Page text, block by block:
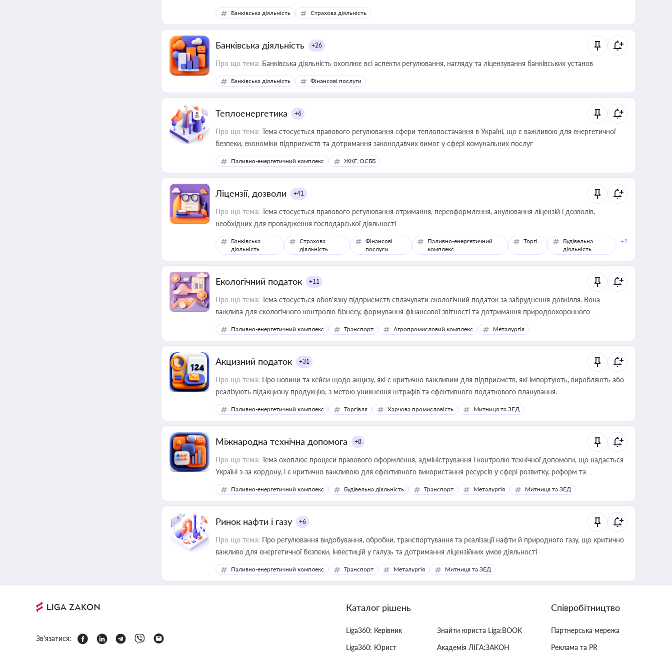
ризиків недійсності та забезпечувати їх належне прийняття органами влади та контрагентами
Банківська діяльність Страхова діяльність
Банківська діяльність +26
Про що тема: Банківська діяльність охоплює всі аспекти регулювання, нагляду та ліцензування банківських установ
Банківська діяльність Фінансові послуги
Теплоенергетика +6
Про що тема: Тема стосується правового регулювання сфери теплопостачання в Україні, що є важливою для енергетичної
безпеки, економіки підприємств та дотримання законодавчих вимог у сфері комунальних послуг
Паливно-енергетичний комплекс ЖКГ, ОСББ
Ліцензії, дозволи +41
Про що тема: Тема стосується правового регулювання отримання, переоформлення, анулювання ліцензій і дозволів,
необхідних для провадження господарської діяльності
Банківська
діяльність
Страхова
діяльність
Фінансові
послуги
Паливно-енергетичний
комплекс
Торгівля
Будівельна
діяльність
+2
Екологічний податок +11
Про що тема: Тема стосується обов’язку підприємств сплачувати екологічний податок за забруднення довкілля. Вона
важлива для екологічного контролю бізнесу, формування фінансової звітності та дотримання природоохоронного
законодавства
Паливно-енергетичний комплекс Транспорт Агропромисловий комплекс Металургія
Акцизний податок +31
Про що тема: Про новини та кейси щодо акцизу, які є критично важливим для підприємств, які імпортують, виробляють або
реалізують підакцизну продукцію, з метою уникнення штрафів та ефективного податкового планування.
Паливно-енергетичний комплекс Торгівля Харчова промисловість Митниця та ЗЕД
Міжнародна технічна допомога +8
Про що тема: Тема охоплює процеси правового оформлення, адміністрування і контролю технічної допомоги, що надається
Україні з-за кордону, і є критично важливою для ефективного використання ресурсів у сфері розвитку, реформ та
інфраструктурних проєктів
Паливно-енергетичний комплекс Будівельна діяльність Транспорт Металургія Митниця та ЗЕД
Ринок нафти і газу +6
Про що тема: Про регулювання видобування, обробки, транспортування та реалізації нафти й природного газу, що критично
важливо для енергетичної безпеки, інвестицій у галузь та дотримання ліцензійних умов діяльності
Паливно-енергетичний комплекс Транспорт Металургія Митниця та ЗЕД
Зв'язатися:
Каталог рішень
Liga360: Керівник
Liga360: Юрист
Знайти юриста Liga:BOOK
Академія ЛІГА:ЗАКОН
Співробітництво
Партнерська мережа
Реклама та PR